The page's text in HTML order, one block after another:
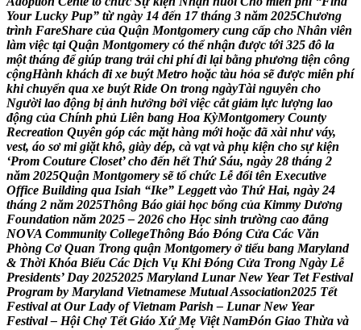
Your Lucky Pup” từ ngày 14 đến 17 tháng 3 năm 2025Chương
trình FareShare của Quận Montgomery cung cấp cho Nhân viên
làm việc tại Quận Montgomery có thể nhận được tới 325 đô la
một tháng để giúp trang trải chi phí đi lại bằng phương tiện công
cộngHành khách đi xe buýt Metro hoặc tàu hỏa sẽ được miễn phí
khi chuyển qua xe buýt Ride On trong ngàyTài nguyên cho
Người lao động bị ảnh hưởng bởi việc cắt giảm lực lượng lao
động của Chính phủ Liên bang Hoa KỳMontgomery County
Recreation Quyên góp các mặt hàng mới hoặc đã xài như váy,
vest, áo sơ mi giặt khô, giày dép, cà vạt và phụ kiện cho sự kiện
‘Prom Couture Closet’ cho đến hết Thứ Sáu, ngày 28 tháng 2
năm 2025Quận Montgomery sẽ tổ chức Lễ đổi tên Executive
Office Building qua Isiah “Ike” Leggett vào Thứ Hai, ngày 24
tháng 2 năm 2025Thông Báo giải học bổng của Kimmy Dương
Foundation năm 2025 – 2026 cho Học sinh trường cao đẳng
NOVA Community CollegeThông Báo Đóng Cửa Các Văn
Phòng Cơ Quan Trong quận Montgomery ở tiểu bang Maryland
& Thời Khóa Biểu Các Dịch Vụ Khi Đóng Cửa Trong Ngày Lễ
Presidents’ Day 20252025 Maryland Lunar New Year Tet Festival
Program by Maryland Vietnamese MutualAssociation2025 Tết
Festival at Our Lady of Vietnam Parish – Lunar New Year
Festival – Hội Chợ Tết Giáo Xứ Mẹ Việt NamĐón Giao Thừa và